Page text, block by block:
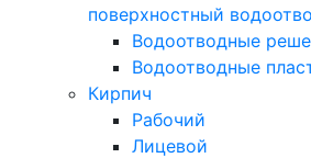
поверхностный
Водоотводные
Водоотводные
Кирпич
Рабочий
Лицевой